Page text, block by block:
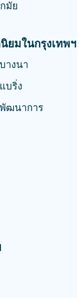
มัย
ยมในกรุงเทพฯ
างนา
บริ่ง
ฒนาการ